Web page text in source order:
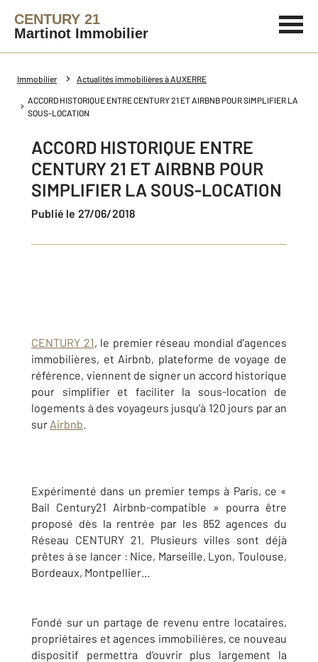
CENTURY 21
Martinot Immobilier
Immobilier Actualités immobilières à AUXERRE
ACCORD HISTORIQUE ENTRE CENTURY 21 ET AIRBNB POUR SIMPLIFIER LA
SOUS-LOCATION
ACCORD HISTORIQUE ENTRE
CENTURY 21 ET AIRBNB POUR
SIMPLIFIER LA SOUS-LOCATION
Publié le 27/06/2018
CENTURY 21, le premier réseau mondial d’agences
immobilières, et Airbnb, plateforme de voyage de
référence, viennent de signer un accord historique
pour simplifier et faciliter la sous-location de
logements à des voyageurs jusqu’à 120 jours par an
sur Airbnb.
Expérimenté dans un premier temps à Paris, ce «
Bail Century21 Airbnb-compatible » pourra être
proposé dès la rentrée par les 852 agences du
Réseau CENTURY 21. Plusieurs villes sont déjà
prêtes à se lancer : Nice, Marseille, Lyon, Toulouse,
Bordeaux, Montpellier…
Fondé sur un partage de revenu entre locataires,
propriétaires et agences immobilières, ce nouveau
dispositif permettra d’ouvrir plus largement la